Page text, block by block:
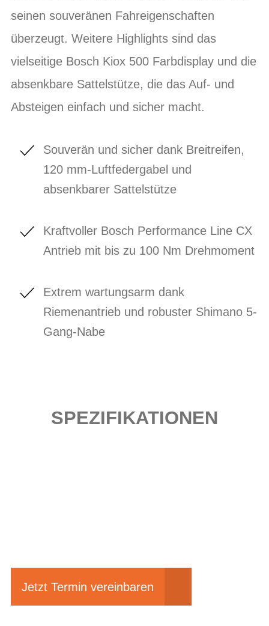
seinen souveränen Fahreigenschaften
überzeugt. Weitere Highlights sind das
vielseitige Bosch Kiox 500 Farbdisplay und die
absenkbare Sattelstütze, die das Auf- und
Absteigen einfach und sicher macht.
Souverän und sicher dank Breitreifen,
120 mm-Luftfedergabel und
absenkbarer Sattelstütze
Kraftvoller Bosch Performance Line CX
Antrieb mit bis zu 100 Nm Drehmoment
Extrem wartungsarm dank
Riemenantrieb und robuster Shimano 5-
Gang-Nabe
SPEZIFIKATIONEN
Jetzt Termin vereinbaren